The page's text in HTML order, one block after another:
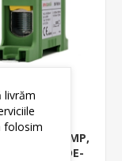
SIR 1P, 95MMP,
245A, VERDE-
livrăm
folosim